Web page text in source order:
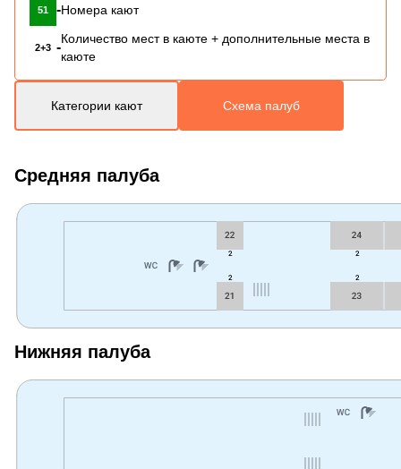
51 -Номера кают
2+3 -
Количество мест в каюте + дополнительные места в
каюте
Категории кают Схема палуб
Средняя палуба
Нижняя палуба